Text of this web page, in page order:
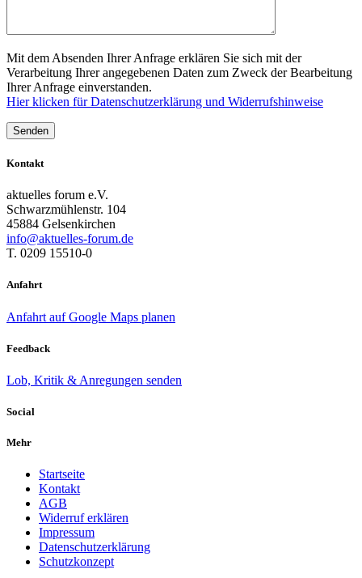
Mit dem Absenden Ihrer Anfrage erklären Sie sich mit der
Verarbeitung Ihrer angegebenen Daten zum Zweck der Bearbeitung
Ihrer Anfrage einverstanden.
Hier klicken für Datenschutzerklärung und Widerrufshinweise
Kontakt
aktuelles forum e.V.
Schwarzmühlenstr. 104
45884 Gelsenkirchen
info@aktuelles-forum.de
T. 0209 15510-0
Anfahrt
Anfahrt auf Google Maps planen
Feedback
Lob, Kritik & Anregungen senden
Social
Mehr
Startseite
Kontakt
AGB
Widerruf erklären
Impressum
Datenschutzerklärung
Schutzkonzept